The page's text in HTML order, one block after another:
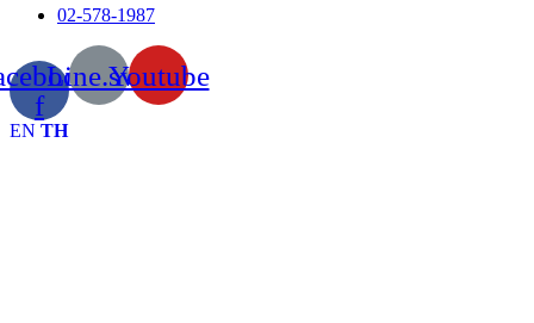
02-578-1987
f
Line.svgYoutube
EN TH